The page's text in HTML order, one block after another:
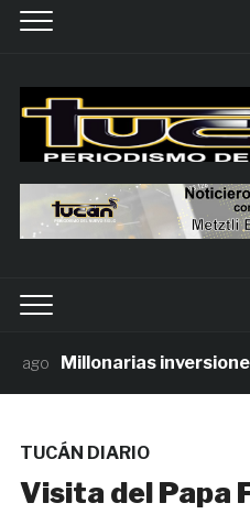
Millonarias inversiones
TUCÁN DIARIO
Visita del Papa